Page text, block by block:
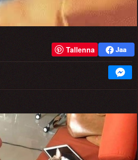
Tallenna